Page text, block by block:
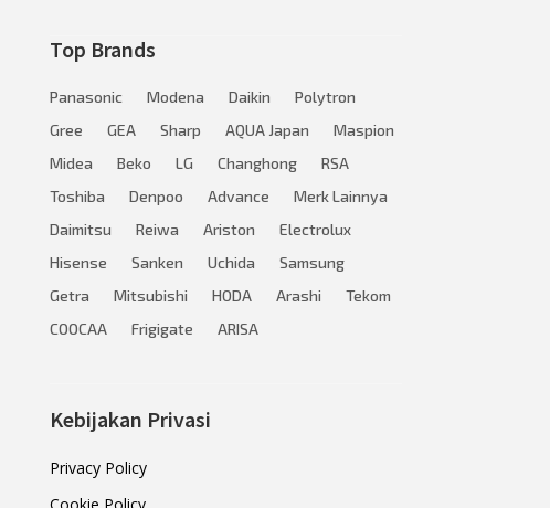
Top Brands
Panasonic Modena Daikin
Polytron
Gree
GEA Sharp AQUA Japan
Maspion
Midea
Beko LG Changhong
RSA
Toshiba
Denpoo Advance
Merk Lainnya
Daimitsu
Reiwa Ariston
Electrolux
Hisense
Sanken Uchida
Samsung
Getra
Mitsubishi HODA Arashi
Tekom
COOCAA
Frigigate ARISA
Kebijakan Privasi
Privacy Policy